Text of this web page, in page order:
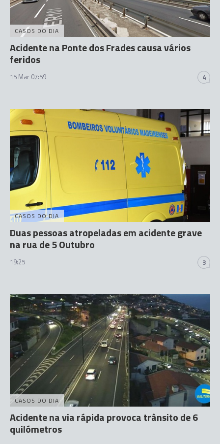
CASOS DO DIA
Acidente na Ponte dos Frades causa vários
feridos
15 Mar 07:59 4
CASOS DO DIA
Duas pessoas atropeladas em acidente grave
na rua de 5 Outubro
19:25 3
CASOS DO DIA
Acidente na via rápida provoca trânsito de 6
quilómetros